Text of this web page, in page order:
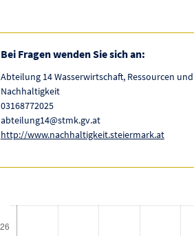
Bei Fragen wenden Sie sich an:
Abteilung 14 Wasserwirtschaft, Ressourcen und
Nachhaltigkeit
03168772025
abteilung14@stmk.gv.at
http://www.nachhaltigkeit.steiermark.at